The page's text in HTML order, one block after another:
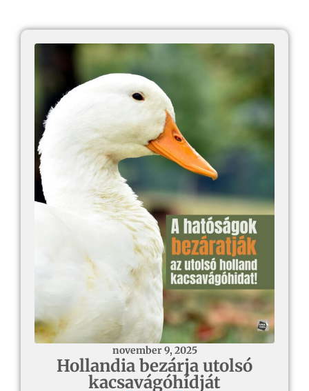
november 9, 2025
Hollandia bezárja utolsó
kacsavágóhídját